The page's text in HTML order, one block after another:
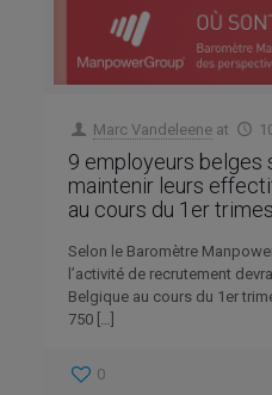
Marc Vandeleene at
9 employeurs belges
maintenir leurs
au cours du 1er
Selon le Baromètre
l’activité de recrutement
Belgique au cours du 1er
750 […]
0